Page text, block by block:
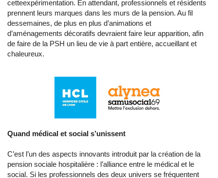
cetteexpérimentation. En attendant, professionnels et résidents
prennent leurs marques dans les murs de la pension. Au fil
dessemaines, de plus en plus d’animations et
d’aménagements décoratifs devraient faire leur apparition, afin
de faire de la PSH un lieu de vie à part entière, accueillant et
chaleureux.
Quand médical et social s’unissent
C’est l’un des aspects innovants introduit par la création de la
pension sociale hospitalière : l’alliance entre le médical et le
social. Si les professionnels des deux univers se fréquentent